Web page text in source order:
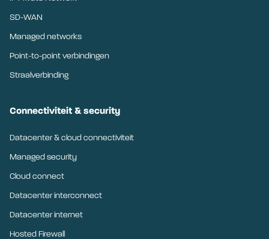
SD-WAN
Managed networks
Point-to-point verbindingen
Straalverbinding
Connectiviteit & security
Datacenter & cloud connectiviteit
Managed security
Cloud connect
Datacenter interconnect
Datacenter internet
Hosted Firewall